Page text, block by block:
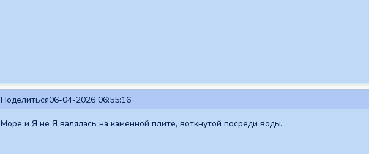
Поделиться06-04-2026 06:55:16
Море и Я не Я валялась на каменной плите, воткнутой посреди воды.